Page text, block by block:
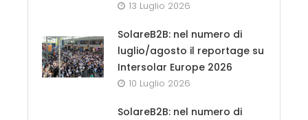
13 Luglio 2026
SolareB2B: nel numero di
luglio/agosto il reportage su
Intersolar Europe 2026
10 Luglio 2026
SolareB2B: nel numero di